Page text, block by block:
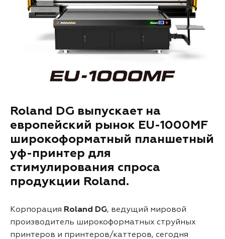
Roland DG выпускает на
европейский рынок EU-1000MF
широкоформатный планшетный
уф-принтер для
стимулирования спроса
продукции Roland.
Корпорация Roland DG, ведущий мировой
производитель широкоформатных струйных
принтеров и принтеров/каттеров, сегодня